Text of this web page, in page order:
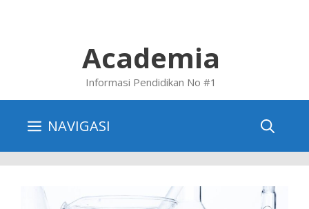
Academia
Informasi Pendidikan No #1
NAVIGASI